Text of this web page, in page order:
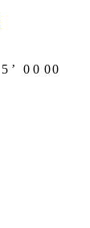
5 ʼ 0 0 00